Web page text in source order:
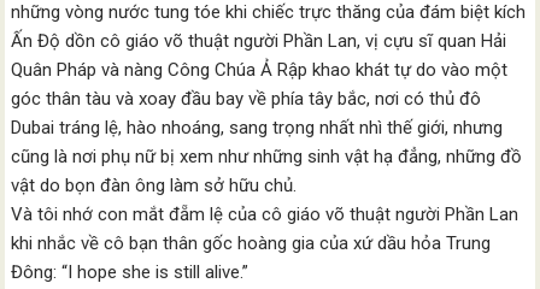
những vòng nước tung tóe khi chiếc trực thăng của đám biệt kích
Ấn Độ dồn cô giáo võ thuật người Phần Lan, vị cựu sĩ quan Hải
Quân Pháp và nàng Công Chúa Ả Rập khao khát tự do vào một
góc thân tàu và xoay đầu bay về phía tây bắc, nơi có thủ đô
Dubai tráng lệ, hào nhoáng, sang trọng nhất nhì thế giới, nhưng
cũng là nơi phụ nữ bị xem như những sinh vật hạ đẳng, những đồ
vật do bọn đàn ông làm sở hữu chủ.
Và tôi nhớ con mắt đẵm lệ của cô giáo võ thuật người Phần Lan
khi nhắc về cô bạn thân gốc hoàng gia của xứ dầu hỏa Trung
Đông: “I hope she is still alive.”